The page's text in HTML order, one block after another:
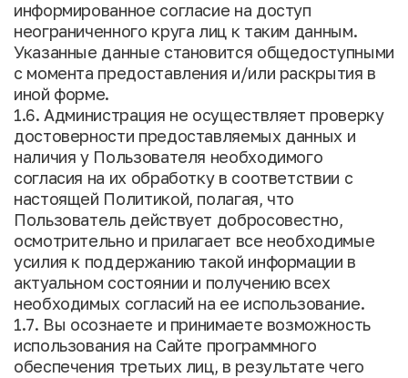
информированное согласие на доступ
неограниченного круга лиц к таким данным.
Указанные данные становится общедоступными
с момента предоставления и/или раскрытия в
иной форме.
1.6. Администрация не осуществляет проверку
достоверности предоставляемых данных и
наличия у Пользователя необходимого
согласия на их обработку в соответствии с
настоящей Политикой, полагая, что
Пользователь действует добросовестно,
осмотрительно и прилагает все необходимые
усилия к поддержанию такой информации в
актуальном состоянии и получению всех
необходимых согласий на ее использование.
1.7. Вы осознаете и принимаете возможность
использования на Сайте программного
обеспечения третьих лиц, в результате чего